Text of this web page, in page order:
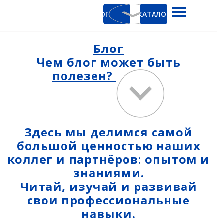
КАТАЛОГ КАТАЛОГ
CHCNAV
Руснавгеосеть
Оптика
Нивелиры
Аэрофотокамеры
Блог
Чем блог может быть
полезен?
Здесь мы делимся самой
большой ценностью наших
коллег и партнёров: опытом и
знаниями.
Читай, изучай и развивай
свои профессиональные
навыки.